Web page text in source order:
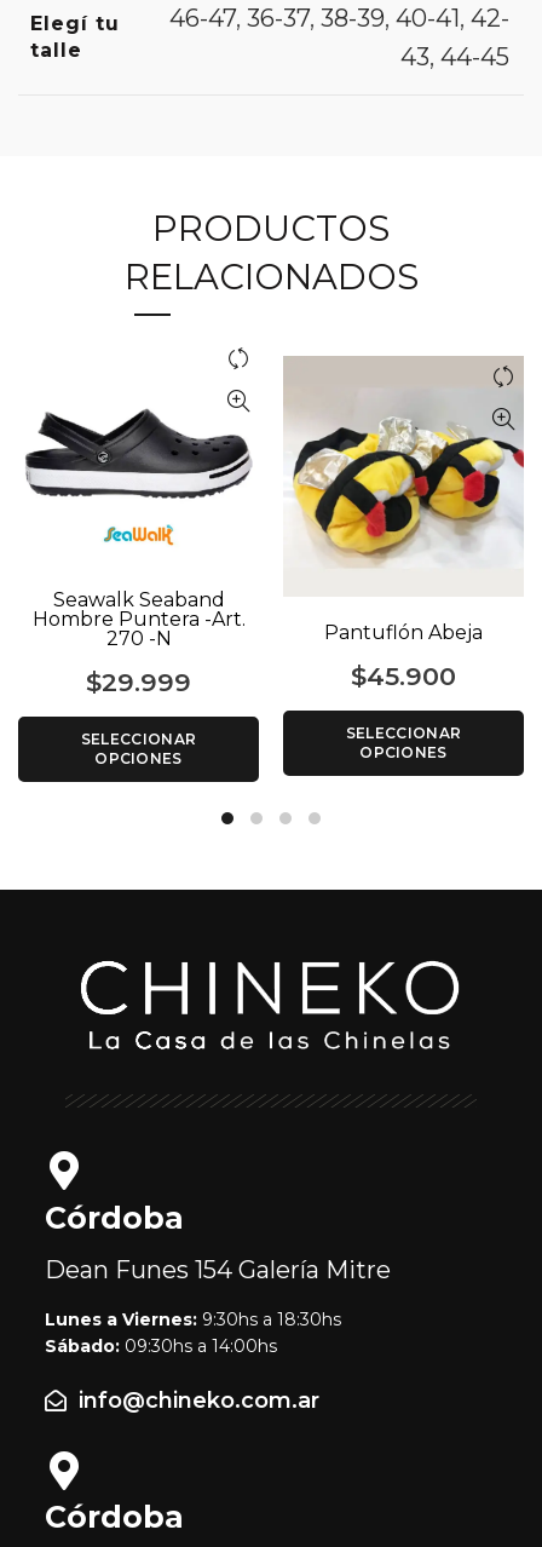
Elegí tu
talle
46-47, 36-37, 38-39, 40-41, 42-
43, 44-45
PRODUCTOS
RELACIONADOS
Seawalk Seaband
Hombre Puntera -Art.
270 -N
$29.999
SELECCIONAR
OPCIONES
Pantuflón Abeja
$45.900
SELECCIONAR
OPCIONES
Córdoba
Dean Funes 154Galería Mitre
Lunes a Viernes: 9:30hs a 18:30hs
Sábado: 09:30hs a 14:00hs
info@chineko.com.ar
Córdoba